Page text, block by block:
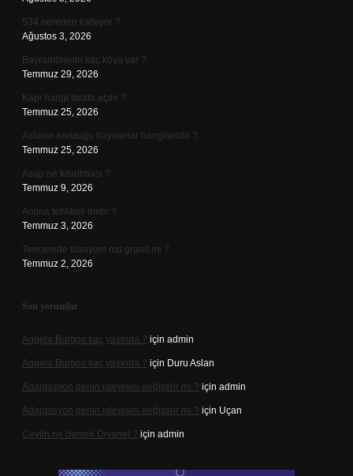
534 nereden kalkıyor ?
Ağustos 3, 2026
Bayramörenin kaç köyü var ?
Temmuz 29, 2026
Kapı hangi tarafa açılır ?
Temmuz 25, 2026
Aslanın korktuğu hayvanlar hangileridir ?
Temmuz 25, 2026
Asap ne kısaltması ?
Temmuz 9, 2026
Anjina tehlikeli midir ?
Temmuz 3, 2026
Tencerede titanyum mu granit mi ?
Temmuz 2, 2026
Son yorumlar
Angela Burgos kaç yaşında ? için admin
Angela Burgos kaç yaşında ? için Duru Aslan
Adaptasyon genin işleyişini değiştirir mi ? için admin
Adaptasyon genin işleyişini değiştirir mi ? için Uçan
Ceylin ne demek Diyanet ? için admin